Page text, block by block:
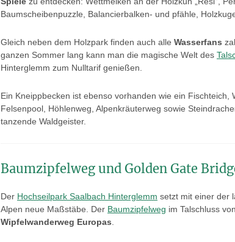
Baumscheibenpuzzle, Balancierbalken- und pfähle,
Gleich neben dem Holzpark finden auch alle Wasserfans
ganzen Sommer lang kann man die magische Welt des
Hinterglemm zum Nulltarif genießen.
Ein Kneippbecken ist ebenso vorhanden wie ein Fischteich,
Felsenpool, Höhlenweg, Alpenkräuterweg sowie
tanzende Waldgeister.
Baumzipfelweg und Golden Gate
Der Hochseilpark Saalbach Hinterglemm setzt mit einer der
Alpen neue Maßstäbe. Der Baumzipfelweg im Talschluss
Wipfelwanderweg Europas.